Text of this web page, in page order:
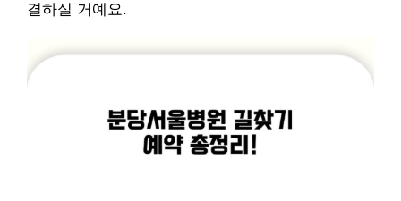
결하실 거예요.